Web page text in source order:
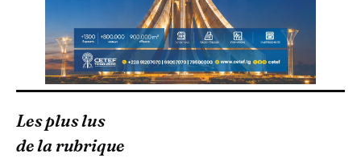
Les plus lus
de la rubrique